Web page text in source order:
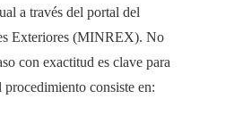
a través del portal del
Exteriores (MINREX). No
con exactitud es clave para
consiste en: